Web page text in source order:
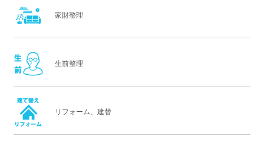
家財整理
生前整理
リフォーム、建替